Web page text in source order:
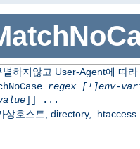
하지않고 User-Agent에 따
regex [!]env-
]] ...
상호스트, directory, .htaccess